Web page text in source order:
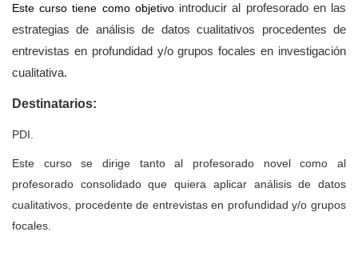
Este curso tiene como objetivo introducir al profesorado en las
estrategias de análisis de datos cualitativos procedentes de
entrevistas en profundidad y/o grupos focales en investigación
cualitativa.
Destinatarios:
PDI.
Este curso se dirige tanto al profesorado novel como al
profesorado consolidado que quiera aplicar análisis de datos
cualitativos, procedente de entrevistas en profundidad y/o grupos
focales.